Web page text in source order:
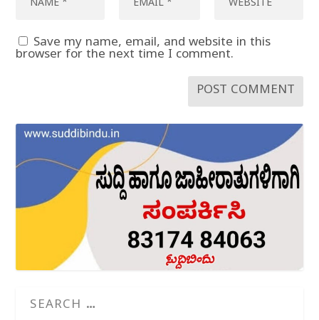
Save my name, email, and website in this
browser for the next time I comment.